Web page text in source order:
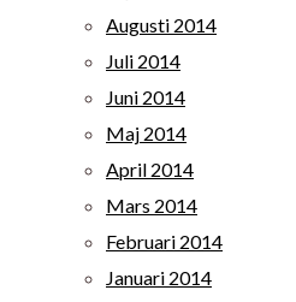
Augusti 2014
Juli 2014
Juni 2014
Maj 2014
April 2014
Mars 2014
Februari 2014
Januari 2014